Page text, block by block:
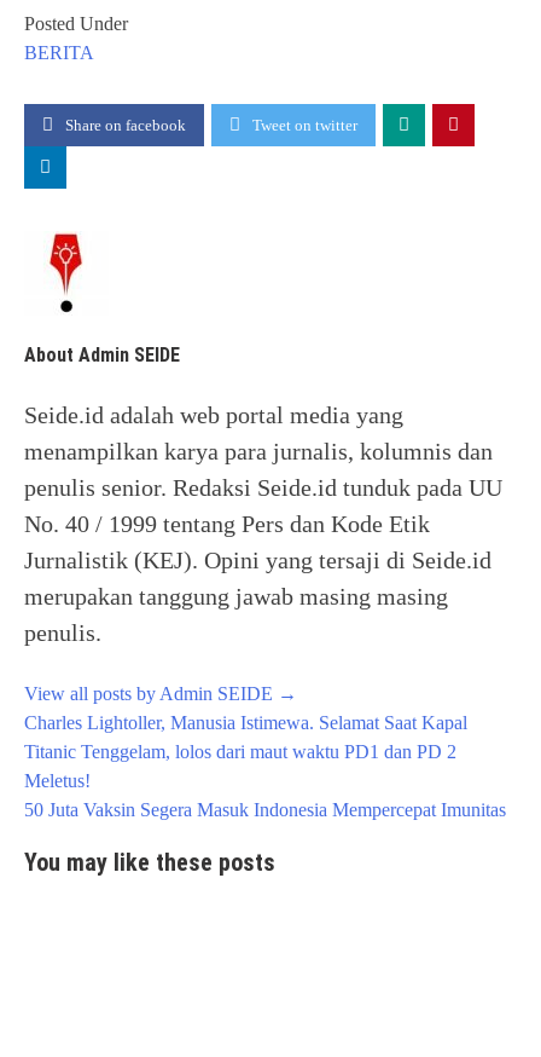
Posted Under
BERITA
Share on facebook Tweet on twitter
About Admin SEIDE
Seide.id adalah web portal media yang
menampilkan karya para jurnalis, kolumnis dan
penulis senior. Redaksi Seide.id tunduk pada UU
No. 40 / 1999 tentang Pers dan Kode Etik
Jurnalistik (KEJ). Opini yang tersaji di Seide.id
merupakan tanggung jawab masing masing
penulis.
View all posts by Admin SEIDE →
Post
navigation
Charles Lightoller, Manusia Istimewa. Selamat Saat Kapal
Titanic Tenggelam, lolos dari maut waktu PD1 dan PD 2
Meletus!
50 Juta Vaksin Segera Masuk Indonesia Mempercepat Imunitas
You may like these posts